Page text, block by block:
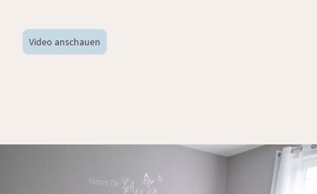
Video anschauen